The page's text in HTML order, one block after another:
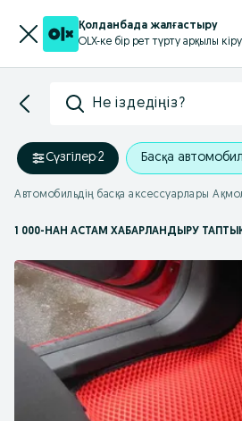
Қолданбада жалғастыру
OLX-ке бір рет түрту арқылы кіру
Не іздедіңіз?
Сүзгілер·2 Басқа
Автомобильдің басқа аксессуарлары
1 000-НАН АСТАМ ХАБАРЛАНДЫРУ